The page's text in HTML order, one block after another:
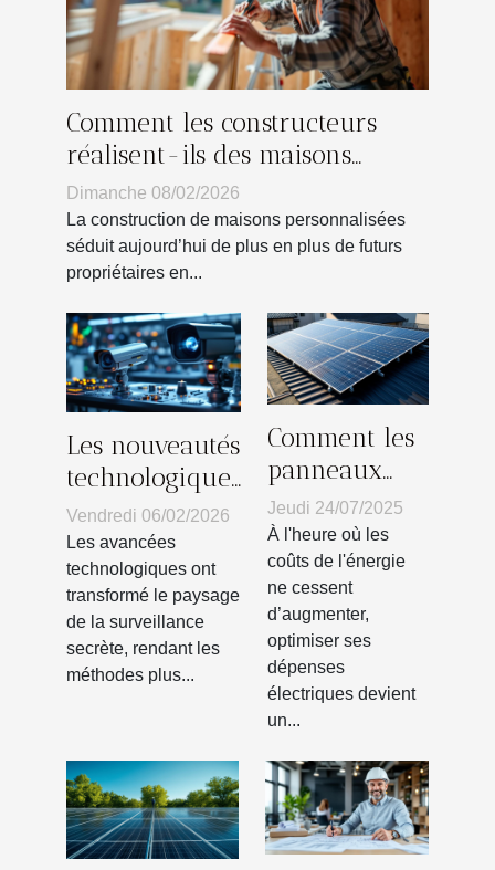
Comment les constructeurs
réalisent-ils des maisons
personnalisées ?
Dimanche 08/02/2026
La construction de maisons personnalisées
séduit aujourd’hui de plus en plus de futurs
propriétaires en...
Les nouveautés
technologiques
en matière de
surveillance
secrète
Vendredi 06/02/2026
Les avancées
technologiques ont
transformé le paysage
de la surveillance
secrète, rendant les
méthodes plus...
Comment les
panneaux
solaires
peuvent
réduire vos
factures
d'électricité ?
Jeudi 24/07/2025
À l'heure où les
coûts de l'énergie
ne cessent
d’augmenter,
optimiser ses
dépenses
électriques devient
un...